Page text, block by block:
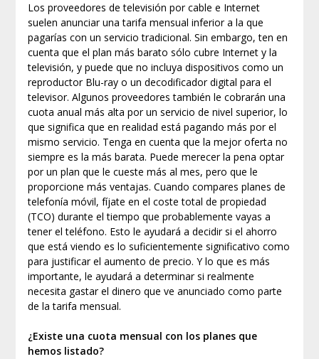
Los proveedores de televisión por cable e Internet
suelen anunciar una tarifa mensual inferior a la que
pagarías con un servicio tradicional. Sin embargo, ten en
cuenta que el plan más barato sólo cubre Internet y la
televisión, y puede que no incluya dispositivos como un
reproductor Blu-ray o un decodificador digital para el
televisor. Algunos proveedores también le cobrarán una
cuota anual más alta por un servicio de nivel superior, lo
que significa que en realidad está pagando más por el
mismo servicio. Tenga en cuenta que la mejor oferta no
siempre es la más barata. Puede merecer la pena optar
por un plan que le cueste más al mes, pero que le
proporcione más ventajas. Cuando compares planes de
telefonía móvil, fíjate en el coste total de propiedad
(TCO) durante el tiempo que probablemente vayas a
tener el teléfono. Esto le ayudará a decidir si el ahorro
que está viendo es lo suficientemente significativo como
para justificar el aumento de precio. Y lo que es más
importante, le ayudará a determinar si realmente
necesita gastar el dinero que ve anunciado como parte
de la tarifa mensual.
¿Existe una cuota mensual con los planes que
hemos listado?